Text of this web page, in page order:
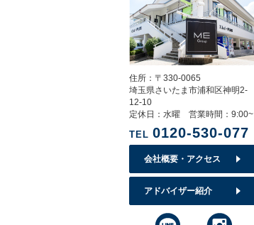
住所：〒330-0065
埼玉県さいたま市浦和区神明2-
12-10
定休日：水曜 営業時間：9:00~
TEL 0120-530-077
会社概要・アクセス
アドバイザー紹介